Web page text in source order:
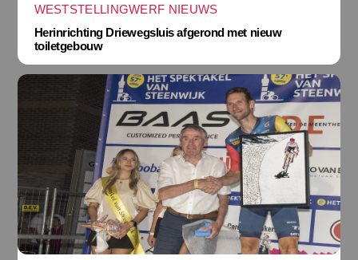
WESTSTELLINGWERF NIEUWS
Herinrichting Driewegsluis afgerond met nieuw
toiletgebouw